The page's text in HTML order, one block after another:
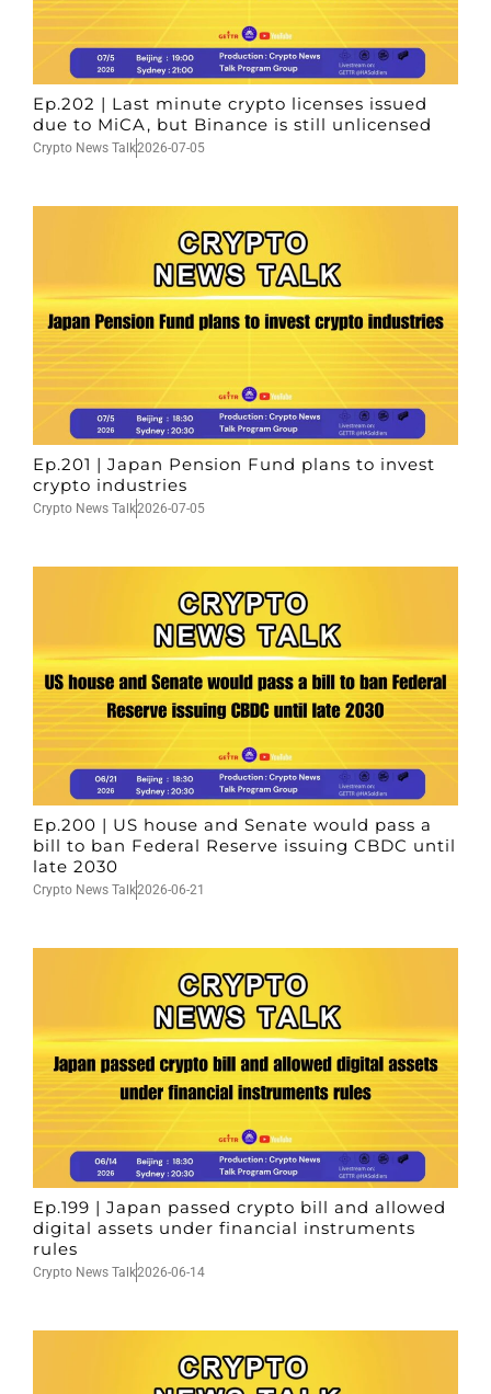
Ep.202 | Last minute crypto licenses issued
due to MiCA, but Binance is still unlicensed
Crypto News Talk2026-07-05
Ep.201 | Japan Pension Fund plans to invest
crypto industries
Crypto News Talk2026-07-05
Ep.200 | US house and Senate would pass a
bill to ban Federal Reserve issuing CBDC until
late 2030
Crypto News Talk2026-06-21
Ep.199 | Japan passed crypto bill and allowed
digital assets under financial instruments
rules
Crypto News Talk2026-06-14